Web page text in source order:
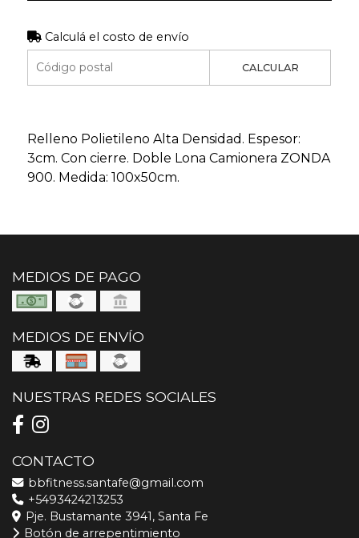
Calculá el costo de envío
CALCULAR
Relleno Polietileno Alta Densidad. Espesor:
3cm. Con cierre. Doble Lona Camionera ZONDA
900. Medida: 100x50cm.
MEDIOS DE PAGO
MEDIOS DE ENVÍO
NUESTRAS REDES SOCIALES
CONTACTO
bbfitness.santafe@gmail.com
+5493424213253
Pje. Bustamante 3941, Santa Fe
Botón de arrepentimiento